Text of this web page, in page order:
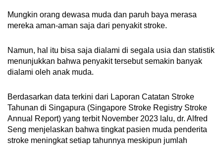
Mungkin orang dewasa muda dan paruh baya merasa
mereka aman-aman saja dari penyakit stroke.
Namun, hal itu bisa saja dialami di segala usia dan statistik
menunjukkan bahwa penyakit tersebut semakin banyak
dialami oleh anak muda.
Berdasarkan data terkini dari Laporan Catatan Stroke
Tahunan di Singapura (Singapore Stroke Registry Stroke
Annual Report) yang terbit November 2023 lalu, dr. Alfred
Seng menjelaskan bahwa tingkat pasien muda penderita
stroke meningkat setiap tahunnya meskipun jumlah